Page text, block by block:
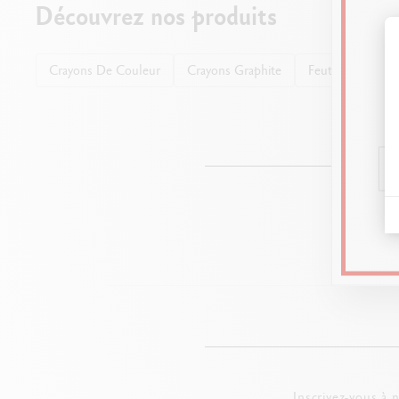
Découvrez nos produits
Crayons De Couleur Crayons Graphite Feutres